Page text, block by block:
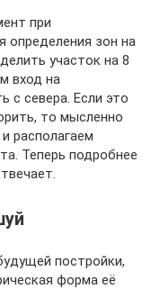
при
определения зон на
участок на 8
вход на
с севера. Если это
то мысленно
располагаем
Теперь подробнее
постройки,
форма её